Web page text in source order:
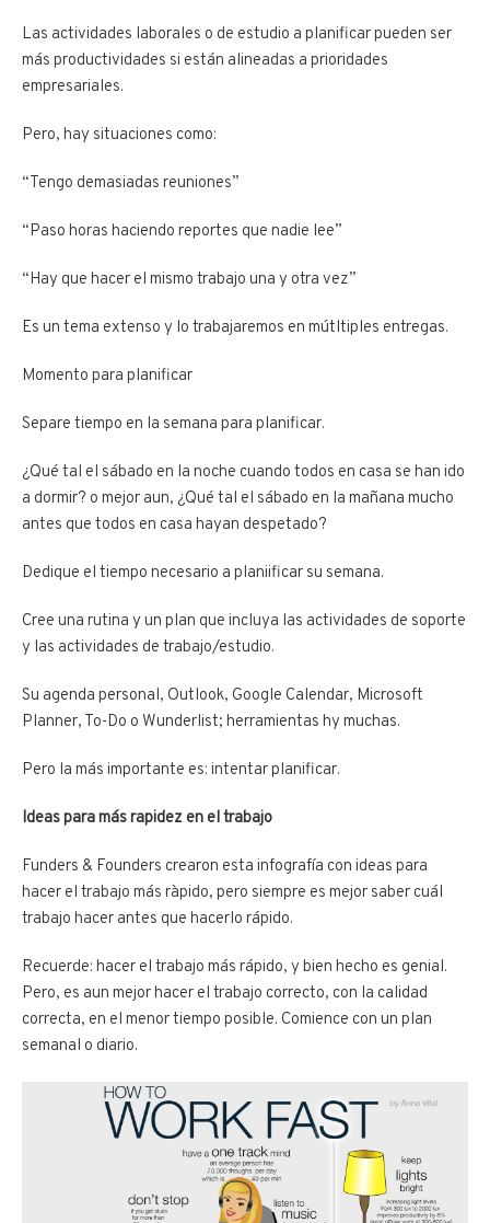
Las actividades laborales o de estudio a planificar pueden ser
más productividades si están alineadas a prioridades
empresariales.
Pero, hay situaciones como:
“Tengo demasiadas reuniones”
“Paso horas haciendo reportes que nadie lee”
“Hay que hacer el mismo trabajo una y otra vez”
Es un tema extenso y lo trabajaremos en mútltiples entregas.
Momento para planificar
Separe tiempo en la semana para planificar.
¿Qué tal el sábado en la noche cuando todos en casa se han ido
a dormir? o mejor aun, ¿Qué tal el sábado en la mañana mucho
antes que todos en casa hayan despetado?
Dedique el tiempo necesario a planiificar su semana.
Cree una rutina y un plan que incluya las actividades de soporte
y las actividades de trabajo/estudio.
Su agenda personal, Outlook, Google Calendar, Microsoft
Planner, To-Do o Wunderlist; herramientas hy muchas.
Pero la más importante es: intentar planificar.
Ideas para más rapidez en el trabajo
Funders & Founders crearon esta infografía con ideas para
hacer el trabajo más ràpido, pero siempre es mejor saber cuál
trabajo hacer antes que hacerlo rápido.
Recuerde: hacer el trabajo más rápido, y bien hecho es genial.
Pero, es aun mejor hacer el trabajo correcto, con la calidad
correcta, en el menor tiempo posible. Comience con un plan
semanal o diario.